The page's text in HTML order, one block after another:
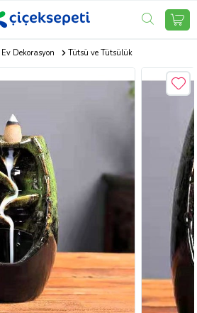
Ev Dekorasyon Tütsü ve Tütsülük